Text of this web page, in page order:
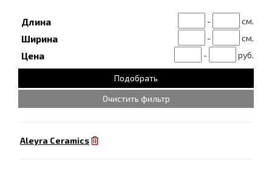
Длина - см.
Ширина - см.
Цена - руб.
Очистить фильтр
Aleyra Ceramics